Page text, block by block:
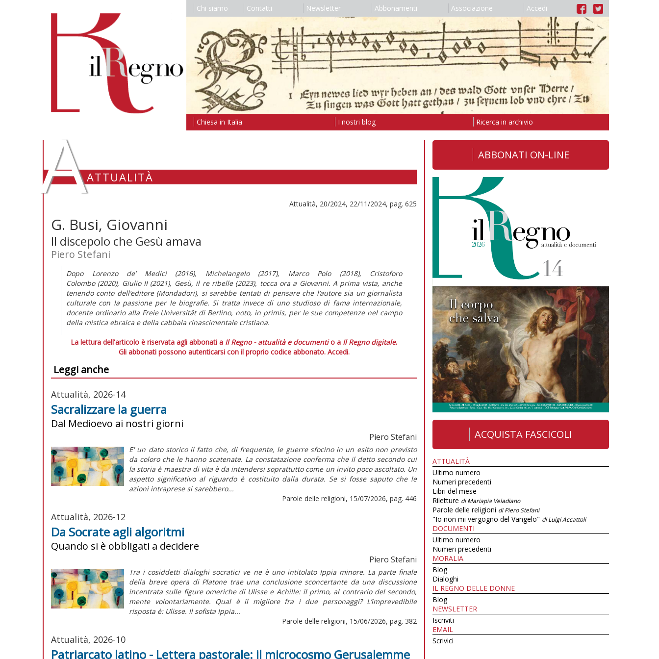
Chi siamo Contatti Newsletter Abbonamenti Associazione Accedi
Chiesa in Italia I nostri blog Ricerca in archivio
AATTUALITÀ
Attualità, 20/2024, 22/11/2024, pag. 625
G. Busi, Giovanni
Il discepolo che Gesù amava
Piero Stefani
Dopo Lorenzo de’ Medici(2016), Michelangelo (2017), Marco Polo (2018),
Cristoforo
Colombo (2020), Giulio II(2021), Gesù, il re ribelle (2023), tocca ora a Giovanni. A prima vista, anche
tenendo conto dell’editore (Mondadori), si sarebbe tentati di pensare che l’autore sia un giornalista
culturale con la passione per le biografie. Si tratta invece di uno studioso di fama internazionale,
docente ordinario alla Freie Universität di Berlino, noto, in primis, per le sue competenze nel campo
della mistica ebraica e della cabbala rinascimentale cristiana.
La lettura dell'articolo è riservata agli abbonati a Il Regno - attualità e documentio a Il Regno digitale.
Gli abbonati possono autenticarsi con il proprio codice abbonato. Accedi.
Leggi anche
Attualità, 2026-14
Sacralizzare la guerra
Dal Medioevo ai nostri giorni
Piero Stefani
E' un dato storico il fatto che, di frequente, le guerre sfocino in un esito non previsto
da coloro che le hanno scatenate. La constatazione conferma che il detto secondo cui
la storia è maestra di vita è da intendersi soprattutto come un invito poco ascoltato. Un
aspetto significativo al riguardo è costituito dalla durata. Se si fosse saputo che le
azioni intraprese si sarebbero...
Parole delle religioni, 15/07/2026, pag. 446
Attualità, 2026-12
Da Socrate agli algoritmi
Quando si è obbligati a decidere
Piero Stefani
Tra i cosiddetti dialoghi socratici ve ne è uno intitolato Ippia minore. La parte finale
della breve opera di Platone trae una conclusione sconcertante da una discussione
incentrata sulle figure omeriche di Ulisse e Achille: il primo, al contrario del secondo,
mente volontariamente. Qual è il migliore fra i due personaggi? L’imprevedibile
risposta è: Ulisse. Il sofista Ippia...
Parole delle religioni, 15/06/2026, pag. 382
Attualità, 2026-10
Patriarcato latino - Lettera pastorale: il microcosmo Gerusalemme
ABBONATI ON-LINE
ACQUISTA FASCICOLI
ATTUALITÀ
Ultimo numero
Numeri precedenti
Libri del mese
Riletture di Mariapia Veladiano
Parole delle religioni di Piero Stefani
"Io non mi vergogno del Vangelo" di Luigi Accattoli
DOCUMENTI
Ultimo numero
Numeri precedenti
MORALIA
Blog
Dialoghi
IL REGNO DELLE DONNE
Blog
NEWSLETTER
Iscriviti
EMAIL
Scrivici